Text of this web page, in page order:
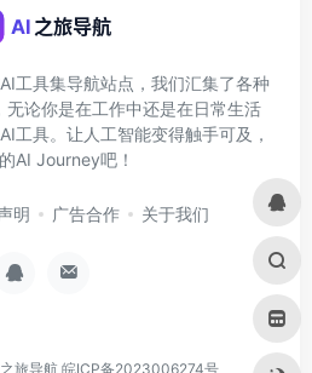
工具集导航站点，我们汇集了各种
论你是在工作中还是在日常生活
工具。让人工智能变得触手可及，
AI Journey吧！
明 广告合作 关于我们
旅导航 皖ICP备2023006274号